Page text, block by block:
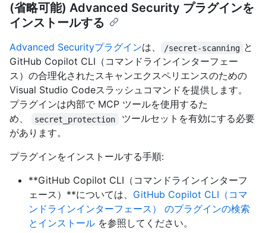
(省略可能) Advanced Security プラグインを
インストールする
Advanced Securityプラグインは、 /secret-scanning と
GitHub Copilot CLI（コマンドラインインターフェー
ス）の合理化されたスキャンエクスペリエンスのための
Visual Studio Codeスラッシュコマンドを提供します。
プラグインは内部で MCP ツールを使用するた
め、
secret_protection
ツールセットを有効にする必要
があります。
プラグインをインストールする手順:
**GitHub Copilot CLI（コマンドラインインターフ
ェース）**については、 GitHub Copilot CLI（コマ
ンドラインインターフェース） のプラグインの検索
とインストール を参照してください。